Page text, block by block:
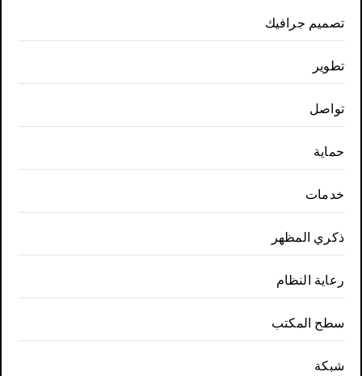
تصميم جرافيك
تطوير
تواصل
حماية
خدمات
ذكري المظهر
رعاية النظام
سطح المكتب
شبكة